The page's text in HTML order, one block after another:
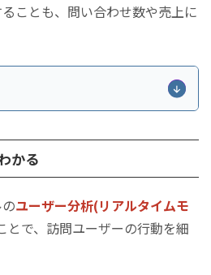
ことも、問い合わせ数や売上に
ーザーのうち、商品の購入
的な成果に至った人の割
ば、商品を購入した人の割
なります。
かる
ユーザー分析(リアルタイムモ
とで、訪問ユーザーの行動を細